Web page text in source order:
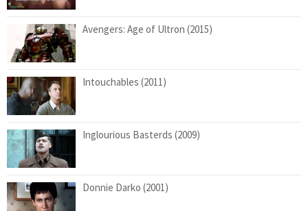
Avengers: Age of Ultron (2015)
Intouchables (2011)
Inglourious Basterds (2009)
Donnie Darko (2001)